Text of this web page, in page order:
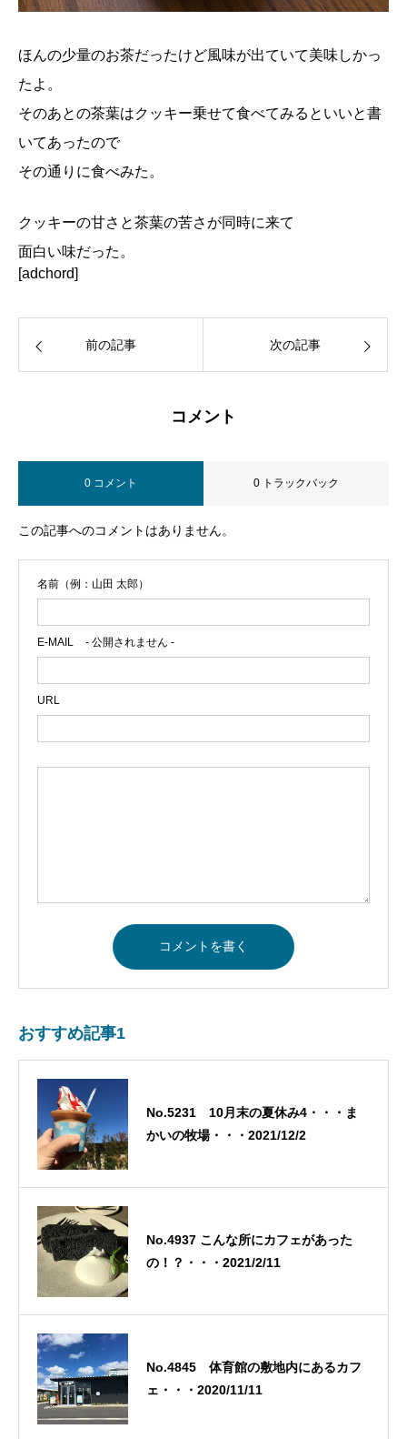
ほんの少量のお茶だったけど風味が出ていて美味しかっ
たよ。
そのあとの茶葉はクッキー乗せて食べてみるといいと書
いてあったので
その通りに食べみた。
クッキーの甘さと茶葉の苦さが同時に来て
面白い味だった。
[adchord]
前の記事 次の記事
コメント
0 コメント 0 トラックバック
この記事へのコメントはありません。
名前（例：山田 太郎）
E-MAIL - 公開されません -
URL
おすすめ記事1
No.5231 10月末の夏休み4・・・ま
かいの牧場・・・2021/12/2
No.4937 こんな所にカフェがあった
の！？・・・2021/2/11
No.4845 体育館の敷地内にあるカフ
ェ・・・2020/11/11